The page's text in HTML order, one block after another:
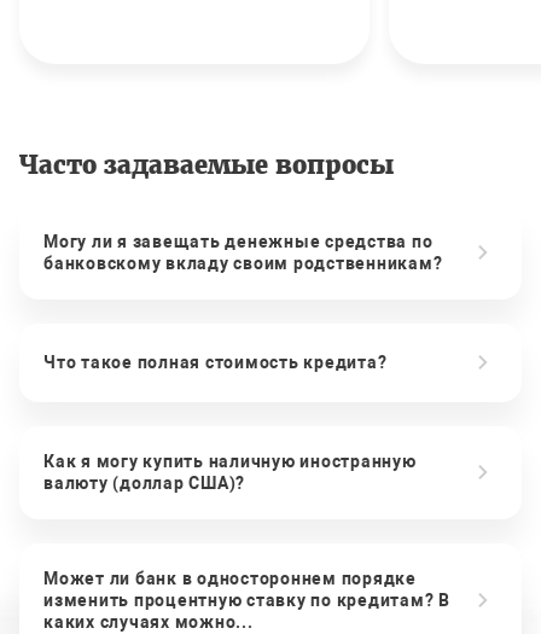
Часто задаваемые вопросы
Могу ли я завещать денежные средства по
банковскому вкладу своим родственникам?
Что такое полная стоимость кредита?
Как я могу купить наличную иностранную
валюту (доллар США)?
Может ли банк в одностороннем порядке
изменить процентную ставку по кредитам? В
каких случаях можно...